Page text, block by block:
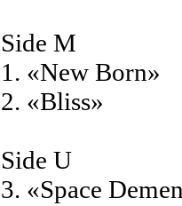
Side M
1. «New Born»
2. «Bliss»
Side U
3. «Space